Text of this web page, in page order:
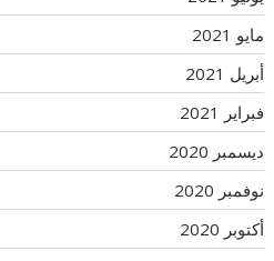
مايو 2021
أبريل 2021
فبراير 2021
ديسمبر 2020
نوفمبر 2020
أكتوبر 2020